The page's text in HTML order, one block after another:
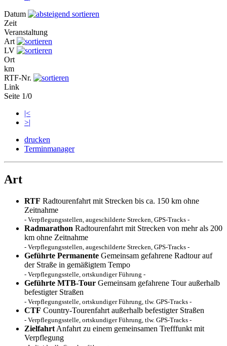
Datum
Zeit
Veranstaltung
Art
LV
Ort
km
RTF-Nr.
Link
Seite 1/0
|<
>|
drucken
Terminmanager
Art
RTF Radtourenfahrt mit Strecken bis ca. 150 km ohne
Zeitnahme
- Verpflegungsstellen, augeschilderte Strecken, GPS-Tracks -
Radmarathon Radtourenfahrt mit Strecken von mehr als 200
km ohne Zeitnahme
- Verpflegungsstellen, augeschilderte Strecken, GPS-Tracks -
Geführte Permanente Gemeinsam gefahrene Radtour auf
der Straße in gemäßigtem Tempo
- Verpflegungsstelle, ortskundiger Führung -
Geführte MTB-Tour Gemeinsam gefahrene Tour außerhalb
befestigter Straßen
- Verpflegungsstelle, ortskundiger Führung, tlw. GPS-Tracks -
CTF Country-Tourenfahrt außerhalb befestigter Straßen
- Verpflegungsstelle, ortskundiger Führung, tlw. GPS-Tracks -
Zielfahrt Anfahrt zu einem gemeinsamen Trefffunkt mit
Verpflegung